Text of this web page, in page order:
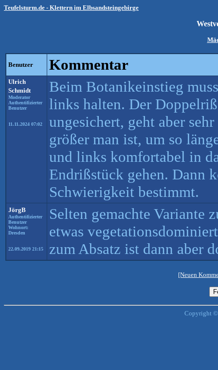
Teufelsturm.de - Klettern im Elbsandsteingebirge
Benutzer Kommentar
Ulrich
Schmidt
Moderator
Authentifizierter
Benutzer
11.11.2024 07:02
Beim Botanikeinstieg
links halten. Der
ungesichert, geht aber
größer man ist, um so
und links komfortabel in
Endrißstück gehen. Dann
Schwierigkeit bestimmt.
JörgB
Authentifizierter
Benutzer
Wohnort:
Dresden
22.09.2019 21:15
Selten gemachte Variante
etwas
zum Absatz ist dann aber
[Neuen
Copyright ©